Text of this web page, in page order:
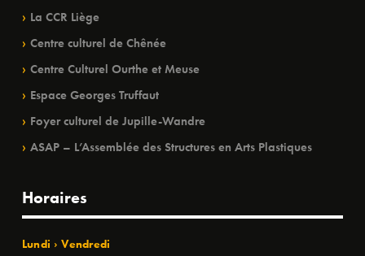
La CCR Liège
Centre culturel de Chênée
Centre Culturel Ourthe et Meuse
Espace Georges Truffaut
Foyer culturel de Jupille-Wandre
ASAP – L’Assemblée des Structures en Arts Plastiques
Horaires
Lundi › Vendredi